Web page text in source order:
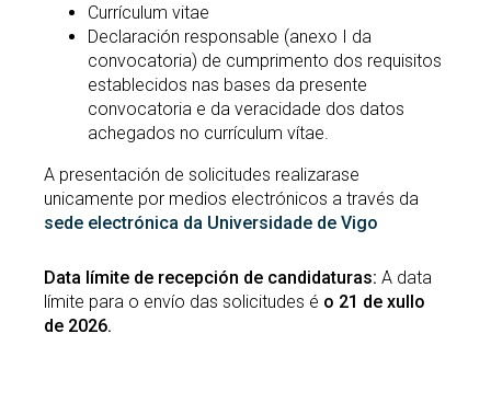
Currículum vitae
Declaración responsable (anexo I da
convocatoria) de cumprimento dos requisitos
establecidos nas bases da presente
convocatoria e da veracidade dos datos
achegados no currículum vítae.
A presentación de solicitudes realizarase
unicamente por medios electrónicos a través da
sede electrónica da Universidade de Vigo
Data límite de recepción de candidaturas: A data
límite para o envío das solicitudes é o 21 de xullo
de 2026.